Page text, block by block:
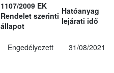
1107/2009 EK
Rendelet szerinti
állapot
Hatóanyag
lejárati idő
Engedélyezett 31/08/2021